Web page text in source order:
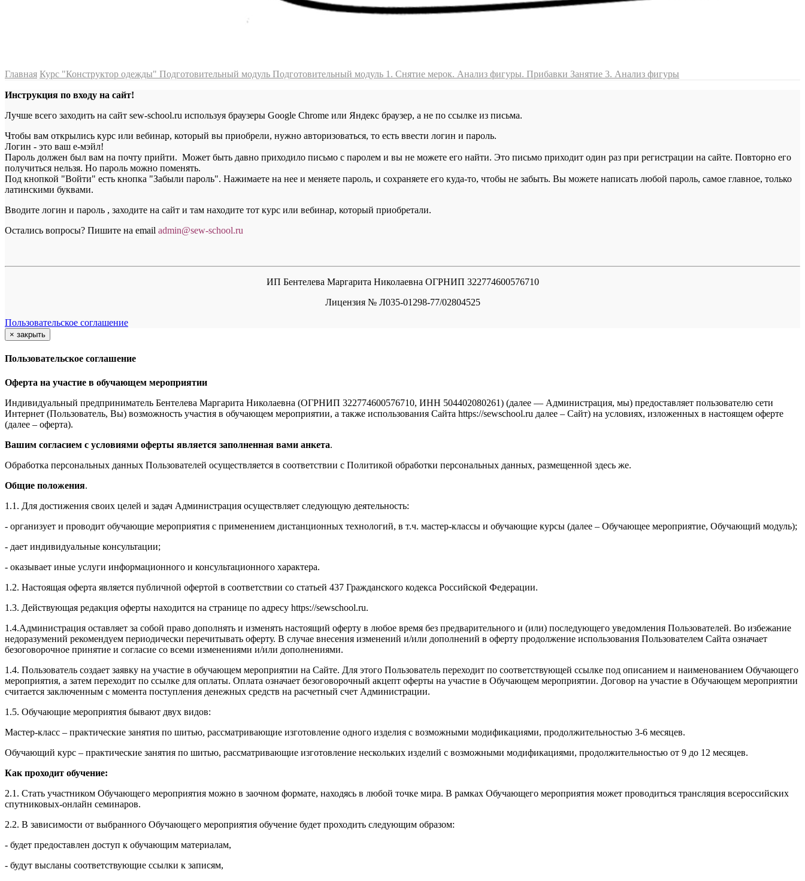
Главная Курс "Конструктор одежды" Подготовительный модуль Подготовительный модуль 1. Снятие мерок. Анализ фигуры. Прибавки Занятие 3. Анализ фигуры
Инструкция по входу на сайт!
Лучше всего заходить на сайт sew-school.ru используя браузеры Google Chrome или Яндекс браузер, а не по ссылке из письма.
Чтобы вам открылись курс или вебинар, который вы приобрели, нужно авторизоваться, то есть ввести логин и пароль.
Логин - это ваш е-мэйл!
Пароль должен был вам на почту прийти. Может быть давно приходило письмо с паролем и вы не можете его найти. Это письмо приходит один раз при регистрации на сайте. Повторно его
получиться нельзя. Но пароль можно поменять.
Под кнопкой "Войти" есть кнопка "Забыли пароль". Нажимаете на нее и меняете пароль, и сохраняете его куда-то, чтобы не забыть. Вы можете написать любой пароль, самое главное, только
латинскими буквами.
Вводите логин и пароль , заходите на сайт и там находите тот курс или вебинар, который приобретали.
Остались вопросы? Пишите на email admin@sew-school.ru
ИП Бентелева Маргарита Николаевна ОГРНИП 322774600576710
Лицензия № Л035-01298-77/02804525
Пользовательское соглашение
× закрыть
Пользовательское соглашение
Оферта на участие в обучающем мероприятии
Индивидуальный предприниматель Бентелева Маргарита Николаевна (ОГРНИП 322774600576710, ИНН 504402080261) (далее — Администрация, мы) предоставляет пользователю сети
Интернет (Пользователь, Вы) возможность участия в обучающем мероприятии, а также использования Сайта https://sewschool.ru далее – Сайт) на условиях, изложенных в настоящем оферте
(далее – оферта).
Вашим согласием с условиями оферты является заполненная вами анкета.
Обработка персональных данных Пользователей осуществляется в соответствии с Политикой обработки персональных данных, размещенной здесь же.
Общие положения.
1.1. Для достижения своих целей и задач Администрация осуществляет следующую деятельность:
- организует и проводит обучающие мероприятия с применением дистанционных технологий, в т.ч. мастер-классы и обучающие курсы (далее – Обучающее мероприятие, Обучающий модуль);
- дает индивидуальные консультации;
- оказывает иные услуги информационного и консультационного характера.
1.2. Настоящая оферта является публичной офертой в соответствии со статьей 437 Гражданского кодекса Российской Федерации.
1.3. Действующая редакция оферты находится на странице по адресу https://sewschool.ru.
1.4.Администрация оставляет за собой право дополнять и изменять настоящий оферту в любое время без предварительного и (или) последующего уведомления Пользователей. Во избежание
недоразумений рекомендуем периодически перечитывать оферту. В случае внесения изменений и/или дополнений в оферту продолжение использования Пользователем Сайта означает
безоговорочное принятие и согласие со всеми изменениями и/или дополнениями.
1.4. Пользователь создает заявку на участие в обучающем мероприятии на Сайте. Для этого Пользователь переходит по соответствующей ссылке под описанием и наименованием Обучающего
мероприятия, а затем переходит по ссылке для оплаты. Оплата означает безоговорочный акцепт оферты на участие в Обучающем мероприятии. Договор на участие в Обучающем мероприятии
считается заключенным с момента поступления денежных средств на расчетный счет Администрации.
1.5. Обучающие мероприятия бывают двух видов:
Мастер-класс – практические занятия по шитью, рассматривающие изготовление одного изделия с возможными модификациями, продолжительностью 3-6 месяцев.
Обучающий курс – практические занятия по шитью, рассматривающие изготовление нескольких изделий с возможными модификациями, продолжительностью от 9 до 12 месяцев.
Как проходит обучение:
2.1. Стать участником Обучающего мероприятия можно в заочном формате, находясь в любой точке мира. В рамках Обучающего мероприятия может проводиться трансляция всероссийских
спутниковых-онлайн семинаров.
2.2. В зависимости от выбранного Обучающего мероприятия обучение будет проходить следующим образом:
- будет предоставлен доступ к обучающим материалам,
- будут высланы соответствующие ссылки к записям,